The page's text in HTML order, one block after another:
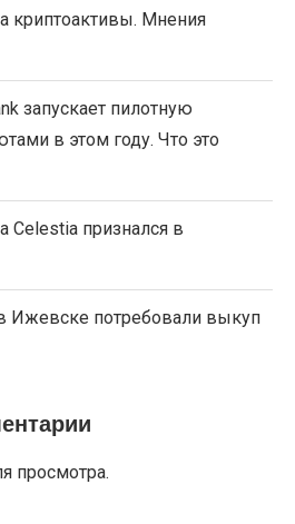
криптоактивы. Мнения
запускает пилотную
в этом году. Что это
Celestia признался в
Ижевске потребовали выкуп
просмотра.